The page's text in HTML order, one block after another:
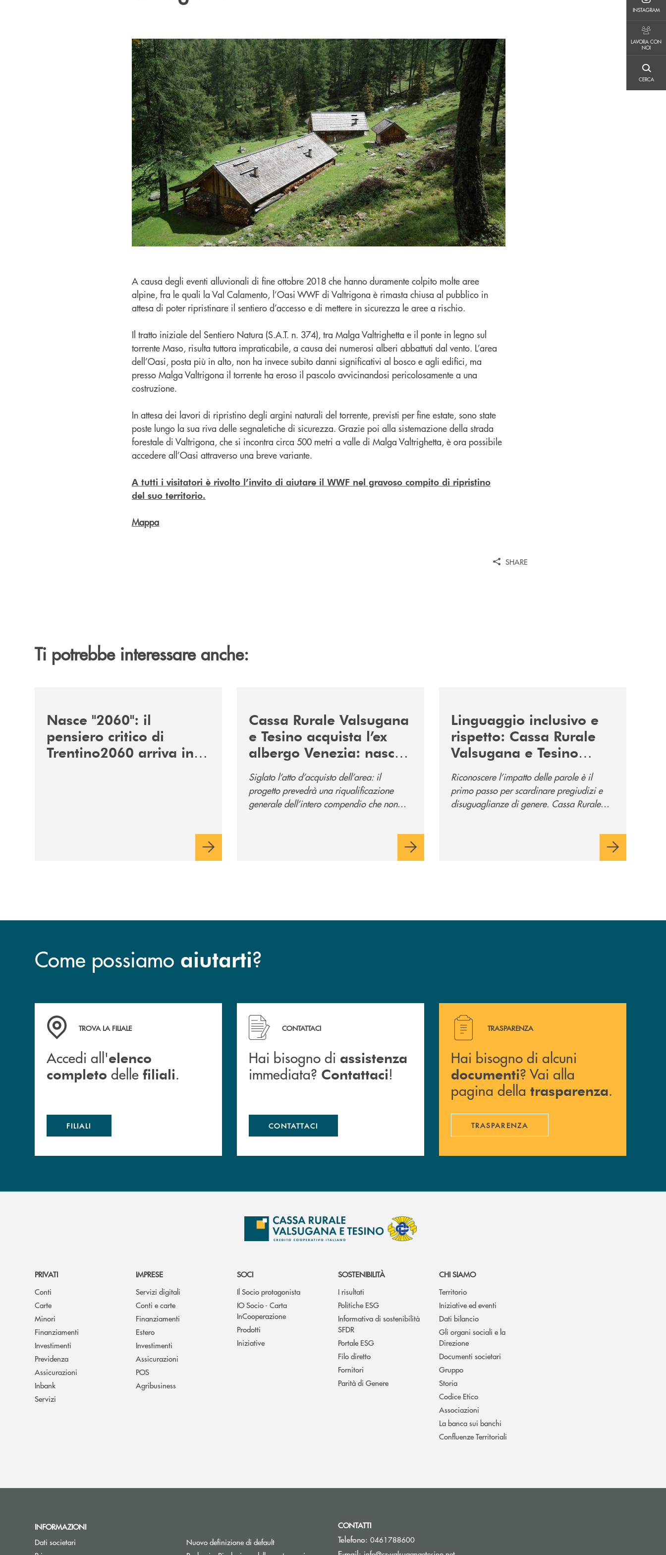
INSTAGRAM
LAVORA CON
NOI
CERCA
A causa degli eventi alluvionali di fine ottobre 2018 che hanno duramente colpito molte aree
alpine, fra le quali la Val Calamento, l’Oasi WWF di Valtrigona è rimasta chiusa al pubblico in
attesa di poter ripristinare il sentiero d’accesso e di mettere in sicurezza le aree a rischio.
Il tratto iniziale del Sentiero Natura (S.A.T. n. 374), tra Malga Valtrighetta e il ponte in legno sul
torrente Maso, risulta tuttora impraticabile, a causa dei numerosi alberi abbattuti dal vento. L’area
dell’Oasi, posta più in alto, non ha invece subito danni significativi al bosco e agli edifici, ma
presso Malga Valtrigona il torrente ha eroso il pascolo avvicinandosi pericolosamente a una
costruzione.
In attesa dei lavori di ripristino degli argini naturali del torrente, previsti per fine estate, sono state
poste lungo la sua riva delle segnaletiche di sicurezza. Grazie poi alla sistemazione della strada
forestale di Valtrigona, che si incontra circa 500 metri a valle di Malga Valtrighetta, è ora possibile
accedere all’Oasi attraverso una breve variante.
A tutti i visitatori è rivolto l’invito di aiutare il WWF nel gravoso compito di ripristino
del suo territorio.
Mappa
SHARE
Ti potrebbe interessare anche:
Nasce "2060": il
pensiero critico di
Trentino2060 arriva in
Cassa Rurale Valsugana
e Tesino acquista l’ex
albergo Venezia: nasce
il nuovo polo
direzionale della banca
e al servizio della
Siglato l’atto d’acquisto dell’area: il
progetto prevedrà una riqualificazione
generale dell’intero compendio che non
Linguaggio inclusivo e
rispetto: Cassa Rurale
Valsugana e Tesino
promuove la campagna
“Tolleranza Zero”
Riconoscere l’impatto delle parole è il
primo passo per scardinare pregiudizi e
disuguaglianze di genere. Cassa Rurale
valori e influenzi direttamente la comunità
Come possiamo aiutarti?
Accedi all' elenco completo delle filiali .
TROVA LA FILIALE
Accedi all'elenco
completo delle filiali.
FILIALI
Hai bisogno di assistenza immediata? Contattaci !
CONTATTACI
Hai bisogno di assistenza
immediata? Contattaci!
CONTATTACI
Hai bisogno di alcuni documenti ? Vai alla pagina della
TRASPARENZA
Hai bisogno di alcuni
documenti? Vai alla
pagina della trasparenza.
TRASPARENZA
PRIVATI
Conti
Carte
Minori
Finanziamenti
Investimenti
Previdenza
Assicurazioni
Inbank
Servizi
IMPRESE
Servizi digitali
Conti e carte
Finanziamenti
Estero
Investimenti
Assicurazioni
POS
Agribusiness
SOCI
Il Socio protagonista
IO Socio - Carta
InCooperazione
Prodotti
Iniziative
SOSTENIBILITÀ
I risultati
Politiche ESG
Informativa di sostenibilità
SFDR
Portale ESG
Filo diretto
Fornitori
Parità di Genere
CHI SIAMO
Territorio
Iniziative ed eventi
Dati bilancio
Gli organi sociali e la
Direzione
Documenti societari
Gruppo
Storia
Codice Etico
Associazioni
La banca sui banchi
Confluenze Territoriali
INFORMAZIONI
Dati societari
Nuovo definizione di default
CONTATTI
Telefono: 0461788600